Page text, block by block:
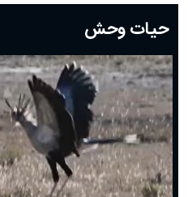
دعای روز بیستم ماه رمضان؛ ۱۹ اسفند ۱۴۰۴
دعای روز هشتم ماه مبارک رمضان؛ ۷ اسفند ماه ۱۴۰۴
دعای روز هفتم ماه رمضان؛ ۶ اسفند ۱۴۰۴
دعای روز ششم ماه رمضان؛ ۵ اسفند ۱۴۰۴
دعای روز پنجم ماه رمضان؛ ۴ اسفند ۱۴۰۴
دعای روز چهارم ماه مبارک رمضان؛ ۳ اسفند ۱۴۰۴
دعای روز سوم ماه مبارک رمضان؛ ۱۴ اسفند ۱۴۰۴
دعای روز دوم ماه مبارک رمضان ۱ اسفند ماه ۱۴۰۴
دعای روز اول ماه مبارک رمضان، ۳۰ بهمن ۱۴۰۴
حیات وحش